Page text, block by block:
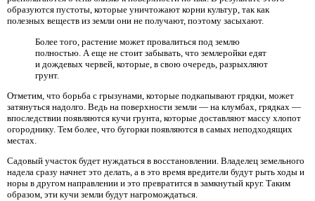
образуются пустоты, которые уничтожают корни культур, так как
полезных веществ из земли они не получают, поэтому засыхают.
Более того, растение может провалиться под землю
полностью. А еще не стоит забывать, что землеройки едят
и дождевых червей, которые, в свою очередь, разрыхляют
грунт.
Отметим, что борьба с грызунами, которые подкапывают грядки, может
затянуться надолго. Ведь на поверхности земли — на клумбах, грядках —
впоследствии появляются кучи грунта, которые доставляют массу хлопот
огороднику. Тем более, что бугорки появляются в самых неподходящих
местах.
Садовый участок будет нуждаться в восстановлении. Владелец земельного
надела сразу начнет это делать, а в это время вредители будут рыть ходы и
норы в другом направлении и это превратится в замкнутый круг. Таким
образом, эти кучи земли будут нагромождаться.